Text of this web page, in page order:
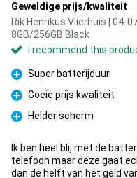
Geweldige prijs/kwaliteit
Rik Henrikus Vlierhuis | 04-
8GB/256GB Black
I recommend this
Pro
Super batterijduur
Pro
Goeie prijs kwaliteit
Pro
Helder scherm
Ik ben heel blij met de
telefoon maar deze gaat
dan de helft van het geld